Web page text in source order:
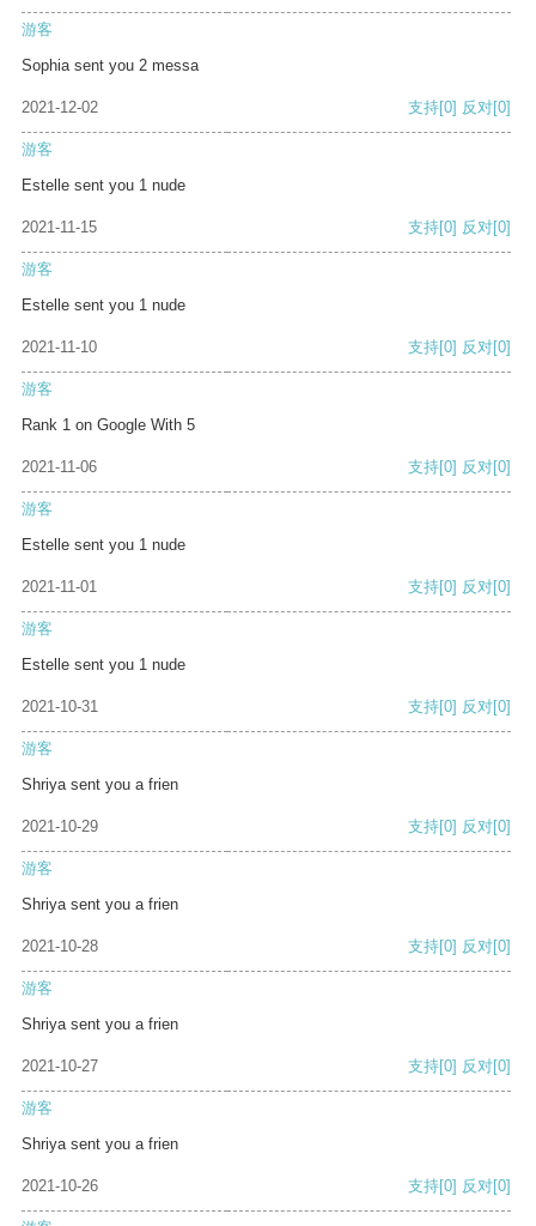
游客
Sophia sent you 2 messa
2021-12-02 支持[0] 反对[0]
游客
Estelle sent you 1 nude
2021-11-15 支持[0] 反对[0]
游客
Estelle sent you 1 nude
2021-11-10 支持[0] 反对[0]
游客
Rank 1 on Google With 5
2021-11-06 支持[0] 反对[0]
游客
Estelle sent you 1 nude
2021-11-01 支持[0] 反对[0]
游客
Estelle sent you 1 nude
2021-10-31 支持[0] 反对[0]
游客
Shriya sent you a frien
2021-10-29 支持[0] 反对[0]
游客
Shriya sent you a frien
2021-10-28 支持[0] 反对[0]
游客
Shriya sent you a frien
2021-10-27 支持[0] 反对[0]
游客
Shriya sent you a frien
2021-10-26 支持[0] 反对[0]